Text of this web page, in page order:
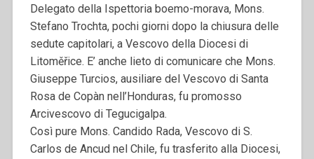
Delegato della Ispettoria boemo-morava, Mons.
Stefano Trochta, pochi giorni dopo la chiusura delle
sedute capitolari, a Vescovo della Diocesi di
Litoměřice. E’ anche lieto di comunicare che Mons.
Giuseppe Turcios, ausiliare del Vescovo di Santa
Rosa de Copàn nell’Honduras, fu promosso
Arcivescovo di Tegucigalpa.
Così pure Mons. Candido Rada, Vescovo di S.
Carlos de Ancud nel Chile, fu trasferito alla Diocesi,